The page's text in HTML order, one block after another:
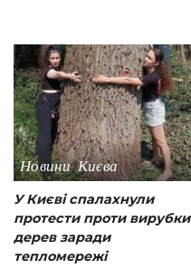
Новини Києва
У Києві спалахнули
протести проти вирубки
дерев заради
тепломережі